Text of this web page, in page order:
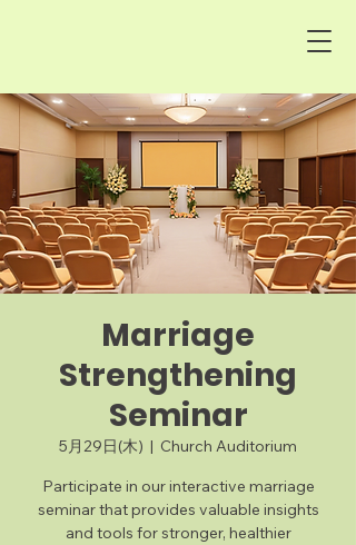
Marriage
Strengthening
Seminar
5月29日(木)
  |
Church Auditorium
Participate in our interactive marriage
seminar that provides valuable insights
and tools for stronger, healthier